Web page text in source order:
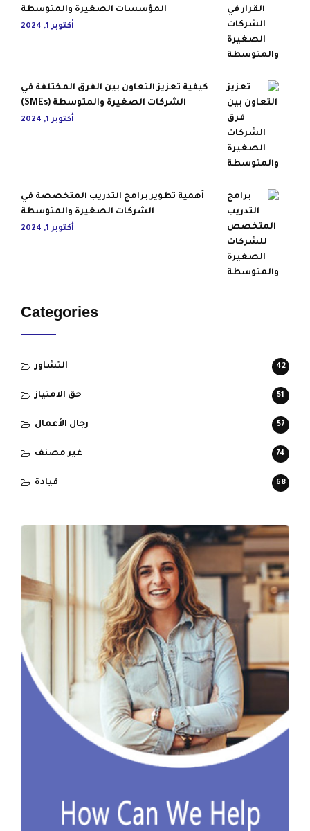
المؤسسات الصغيرة والمتوسطة
أكتوبر 1, 2024
كيفية تعزيز التعاون بين الفرق المختلفة في
الشركات الصغيرة والمتوسطة (SMEs)
أكتوبر 1, 2024
أهمية تطوير برامج التدريب المتخصصة في
الشركات الصغيرة والمتوسطة
أكتوبر 1, 2024
Categories
التشاور 42
حق الامتياز 51
رجال الأعمال 57
غير مصنف 74
قيادة 68